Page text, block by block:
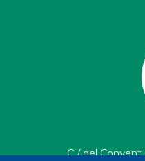
C / del